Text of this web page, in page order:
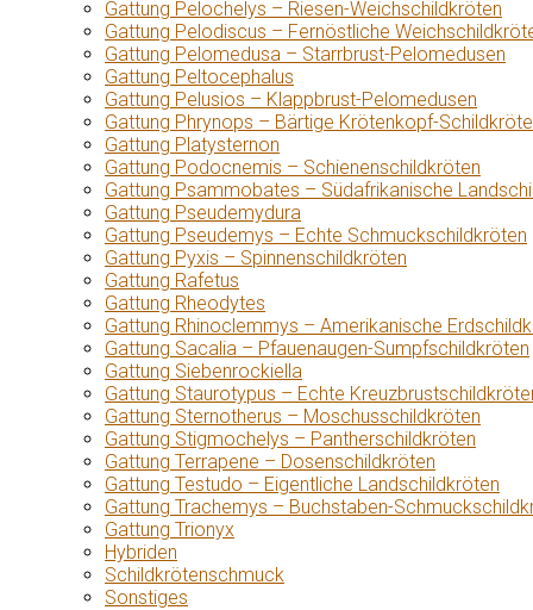
Gattung Pelochelys – Riesen-Weichschildkröten
Gattung Pelodiscus – Fernöstliche
Gattung Pelomedusa – Starrbrust-Pelomedusen
Gattung Peltocephalus
Gattung Pelusios – Klappbrust-Pelomedusen
Gattung Phrynops – Bärtige Krötenkopf-
Gattung Platysternon
Gattung Podocnemis – Schienenschildkröten
Gattung Psammobates – Südafrikanische
Gattung Pseudemydura
Gattung Pseudemys – Echte Schmuckschildkröten
Gattung Pyxis – Spinnenschildkröten
Gattung Rafetus
Gattung Rheodytes
Gattung Rhinoclemmys – Amerikanische
Gattung Sacalia – Pfauenaugen-Sumpfschildkröten
Gattung Siebenrockiella
Gattung Staurotypus – Echte
Gattung Sternotherus – Moschusschildkröten
Gattung Stigmochelys – Pantherschildkröten
Gattung Terrapene – Dosenschildkröten
Gattung Testudo – Eigentliche Landschildkröten
Gattung Trachemys – Buchstaben-
Gattung Trionyx
Hybriden
Schildkrötenschmuck
Sonstiges